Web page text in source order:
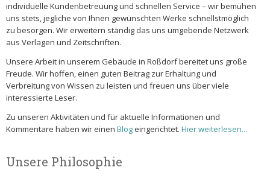
individuelle Kundenbetreuung und schnellen Service – wir bemühen
uns stets, jegliche von Ihnen gewünschten Werke schnellstmöglich
zu besorgen. Wir erweitern ständig das uns umgebende Netzwerk
aus Verlagen und Zeitschriften.
Unsere Arbeit in unserem Gebäude in Roßdorf bereitet uns große
Freude. Wir hoffen, einen guten Beitrag zur Erhaltung und
Verbreitung von Wissen zu leisten und freuen uns über viele
interessierte Leser.
Zu unseren Aktivitäten und für aktuelle Informationen und
Kommentare haben wir einen Blogeingerichtet. Hier weiterlesen...
Unsere Philosophie